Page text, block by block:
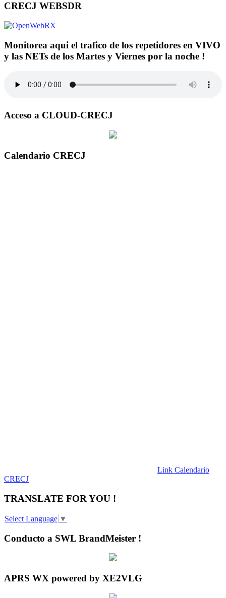
CRECJ WEBSDR
Monitorea aqui el trafico de los repetidores en VIVO
y las NETs de los Martes y Viernes por la noche !
Acceso a CLOUD-CRECJ
Calendario CRECJ
Link Calendario
CRECJ
TRANSLATE FOR YOU !
Select Language ▼
Conducto a SWL BrandMeister !
APRS WX powered by XE2VLG